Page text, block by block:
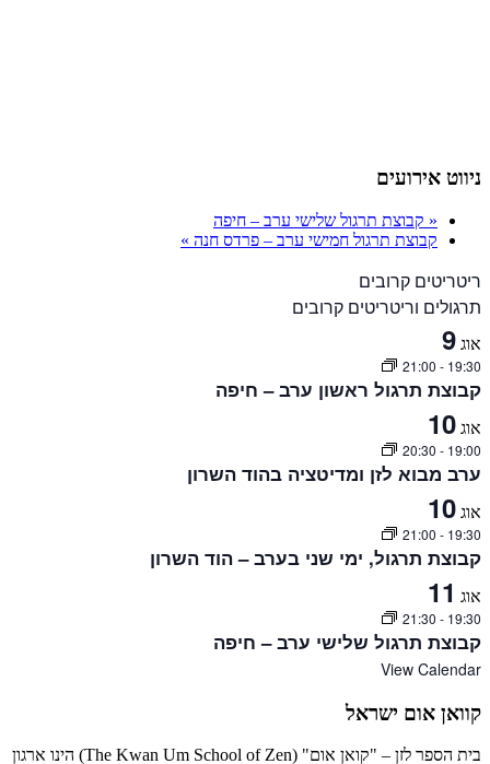
ניווט אירועים
« קבוצת תרגול שלישי ערב – חיפה
קבוצת תרגול חמישי ערב – פרדס חנה »
ריטריטים קרובים
תרגולים וריטריטים קרובים
אוג 9
19:30
-
21:00
קבוצת תרגול ראשון ערב – חיפה
אוג 10
19:00
-
20:30
ערב מבוא לזן ומדיטציה בהוד השרון
אוג 10
19:30
-
21:00
קבוצת תרגול, ימי שני בערב – הוד השרון
אוג 11
19:30
-
21:30
קבוצת תרגול שלישי ערב – חיפה
View Calendar
קוואן אום ישראל
בית הספר לזן – "קואן אום" (The Kwan Um School of Zen) הינו ארגון